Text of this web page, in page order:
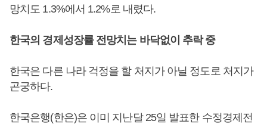
망치도 1.3%에서 1.2%로 내렸다.
한국의 경제성장률 전망치는 바닥없이 추락 중
한국은 다른 나라 걱정을 할 처지가 아닐 정도로 처지가
곤궁하다.
한국은행(한은)은 이미 지난달 25일 발표한 수정경제전